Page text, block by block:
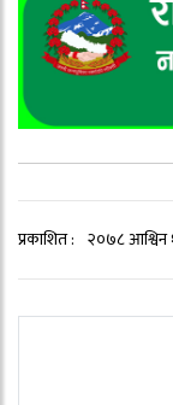
प्रकाशित : २०७८ आश्विन